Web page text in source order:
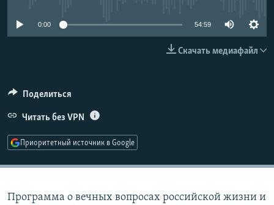
Все сайты РСЕ/РС
0:00 54:59
Скачать медиафайл
Поделиться
Читать без VPN
Приоритетный источник в Google
Программа о вечных вопросах российской жизни и